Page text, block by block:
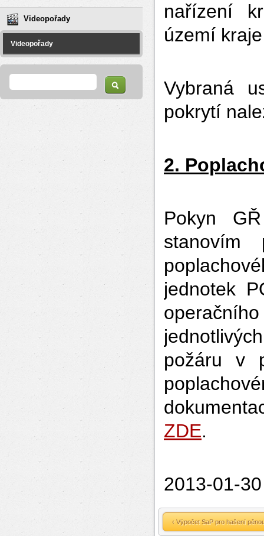
Videopořady
Videopořady
nařízení
území
Vybraná
pokrytí
2.
Pokyn
jednotek
požáru v
ZDE.
2013-01-30
‹ Výpočet SaP pro hašení